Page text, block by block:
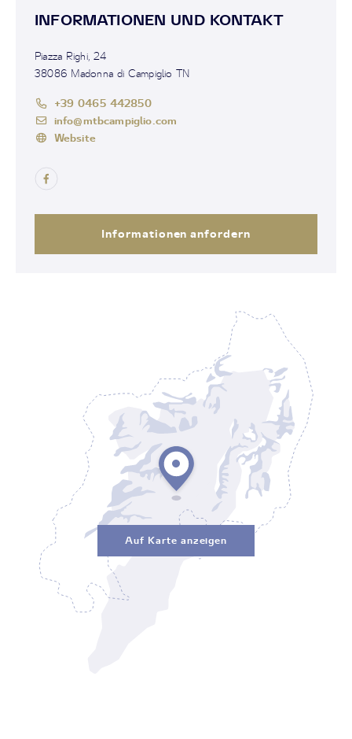
INFORMATIONEN UND KONTAKT
Piazza Righi, 24
38086 Madonna di Campiglio TN
+39 0465 442850
info@mtbcampiglio.com
Website
Informationen anfordern
Auf Karte anzeigen